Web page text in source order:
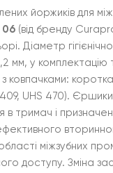
йоржиків для
06 (від бренду
Діаметр
мм, у комплектацію
з ковпачками:
409, UHS 470).
в тримач і
міжзубних
доступу. Зміна